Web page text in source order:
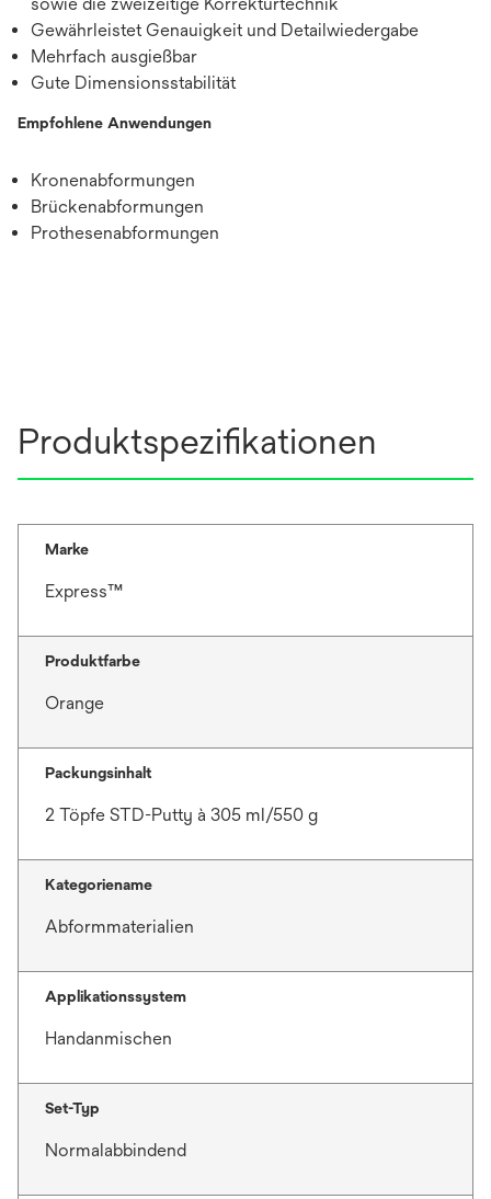
Gewährleistet Genauigkeit und Detailwiedergabe
Mehrfach ausgießbar
Gute Dimensionsstabilität
Empfohlene Anwendungen
Kronenabformungen
Brückenabformungen
Prothesenabformungen
Produktspezifikationen
Marke
Express™
Produktfarbe
Orange
Packungsinhalt
2 Töpfe STD-Putty à 305 ml/550 g
Kategoriename
Abformmaterialien
Applikationssystem
Handanmischen
Set-Typ
Normalabbindend